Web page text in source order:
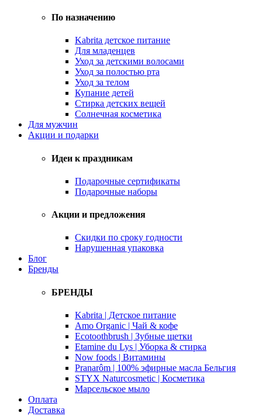
По назначению
Kabrita детское питание
Для младенцев
Уход за детскими волосами
Уход за полостью рта
Уход за телом
Купание детей
Стирка детских вещей
Солнечная косметика
Для мужчин
Акции и подарки
Идеи к праздникам
Подарочные сертификаты
Подарочные наборы
Акции и предложения
Скидки по сроку годности
Нарушенная упаковка
Блог
Бренды
БРЕНДЫ
Kabrita | Детское питание
Amo Organic | Чай & кофе
Ecotoothbrush | Зубные щетки
Etamine du Lys | Уборка & стирка
Now foods | Витамины
Pranarôm | 100% эфирные масла Бельгия
STYX Naturcosmetic | Косметика
Марсельское мыло
Оплата
Доставка